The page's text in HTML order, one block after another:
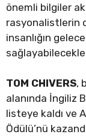
önemli bilgiler
rasyonalistlerin
insanlığın
TOM CHIVERS,
alanında İngiliz
listeye kaldı ve
Ödülü’nü